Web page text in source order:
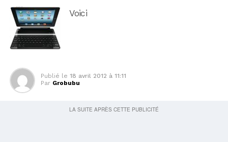
Voici
Publié le 18 avril 2012 à 11:11
Par Grobubu